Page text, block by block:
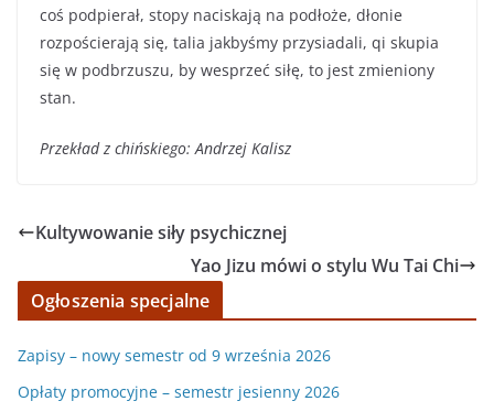
coś podpierał, stopy naciskają na podłoże, dłonie
rozpościerają się, talia jakbyśmy przysiadali, qi skupia
się w podbrzuszu, by wesprzeć siłę, to jest zmieniony
stan.
Przekład z chińskiego: Andrzej Kalisz
Kultywowanie siły psychicznej
Yao Jizu mówi o stylu Wu Tai Chi
Ogłoszenia specjalne
Zapisy – nowy semestr od 9 września 2026
Opłaty promocyjne – semestr jesienny 2026